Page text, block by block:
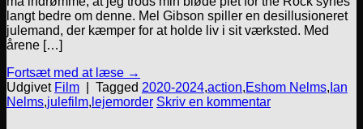
langt bedre om denne. Mel Gibson spiller en desillusioneret
julemand, der kæmper for at holde liv i sit værksted. Med
årene […]
Fortsæt med at læse →
Udgivet Film Tagged 2020-2024,action,Eshom Nelms, Ian
Nelms,julefilm, lejemorder Skriv en kommentar